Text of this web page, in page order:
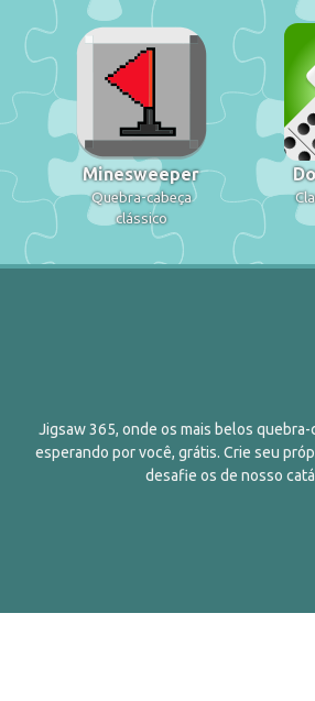
Minesweeper
Quebra-cabeça
clássico
Jigsaw 365, onde os mais belos
esperando por você, grátis. Crie seu
desafie os de nosso